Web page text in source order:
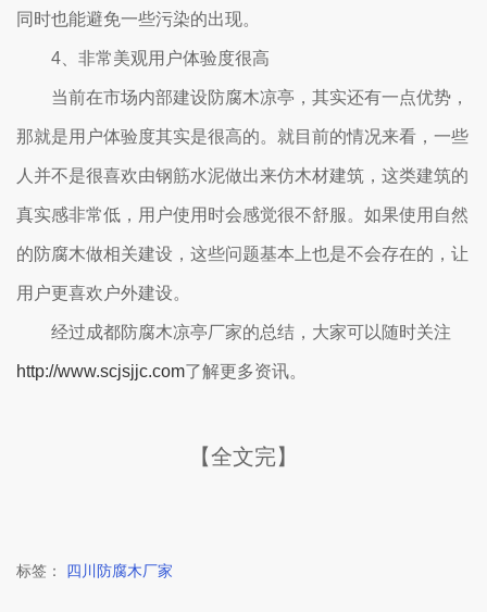
同时也能避免一些污染的出现。
4、非常美观用户体验度很高
当前在市场内部建设防腐木凉亭，其实还有一点优势，
那就是用户体验度其实是很高的。就目前的情况来看，一些
人并不是很喜欢由钢筋水泥做出来仿木材建筑，这类建筑的
真实感非常低，用户使用时会感觉很不舒服。如果使用自然
的防腐木做相关建设，这些问题基本上也是不会存在的，让
用户更喜欢户外建设。
经过成都防腐木凉亭厂家的总结，大家可以随时关注
http://www.scjsjjc.com了解更多资讯。
【全文完】
标签： 四川防腐木厂家